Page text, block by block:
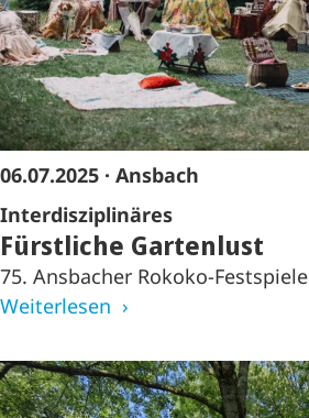
06.07.2025 · Ansbach
Interdisziplinäres
Fürstliche Gartenlust
75. Ansbacher Rokoko-Festspiele
Weiterlesen